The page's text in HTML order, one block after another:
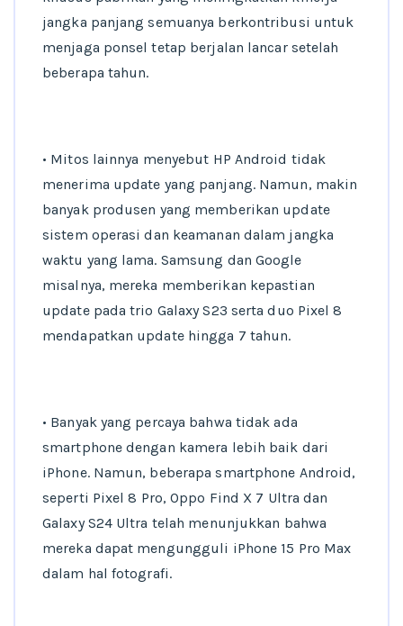
jangka panjang semuanya berkontribusi untuk
menjaga ponsel tetap berjalan lancar setelah
beberapa tahun.
• Mitos lainnya menyebut HP Android tidak
menerima update yang panjang. Namun, makin
banyak produsen yang memberikan update
sistem operasi dan keamanan dalam jangka
waktu yang lama. Samsung dan Google
misalnya, mereka memberikan kepastian
update pada trio Galaxy S23 serta duo Pixel 8
mendapatkan update hingga 7 tahun.
• Banyak yang percaya bahwa tidak ada
smartphone dengan kamera lebih baik dari
iPhone. Namun, beberapa smartphone Android,
seperti Pixel 8 Pro, Oppo Find X 7 Ultra dan
Galaxy S24 Ultra telah menunjukkan bahwa
mereka dapat mengungguli iPhone 15 Pro Max
dalam hal fotografi.